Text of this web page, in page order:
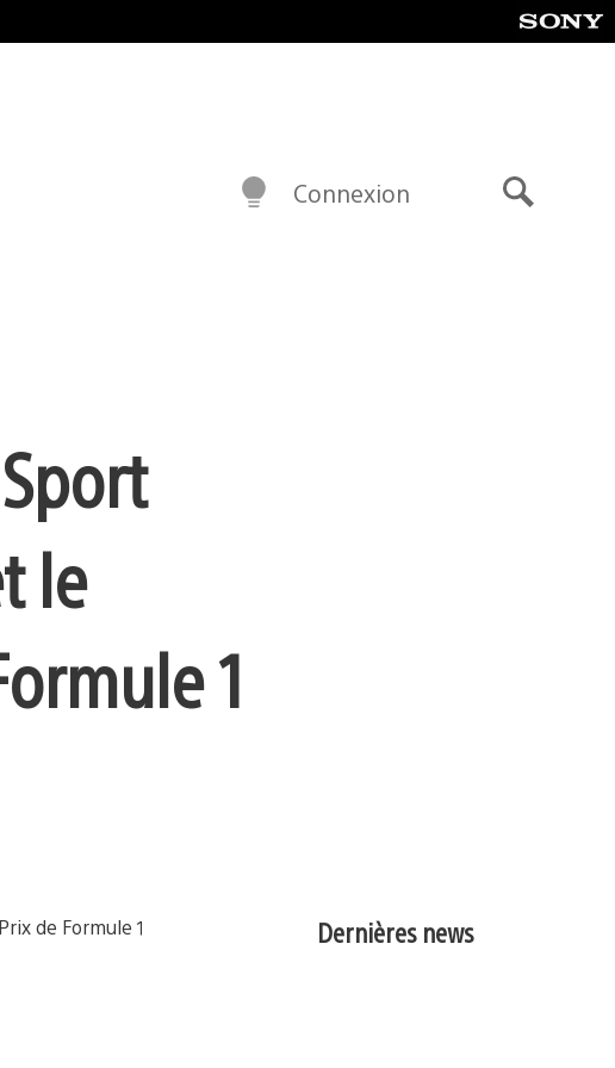
Connexion
le
1
Dernières news